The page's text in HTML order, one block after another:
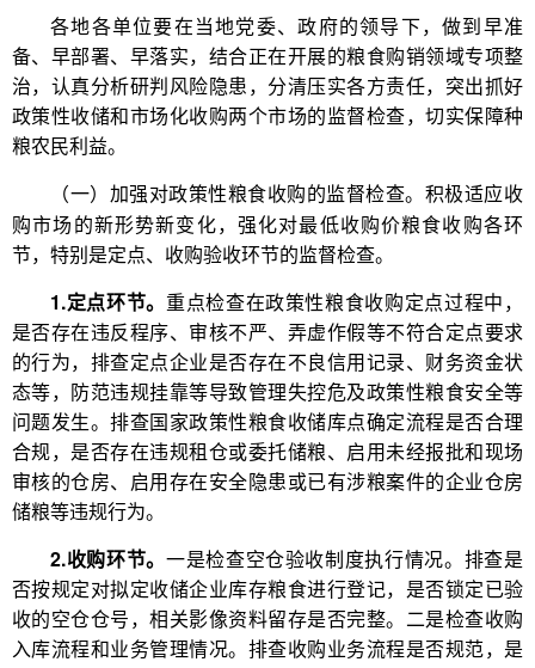
各地各单位要在当地党委、政府的领导下，做到早准
备、早部署、早落实，结合正在开展的粮食购销领域专项整
治，认真分析研判风险隐患，分清压实各方责任，突出抓好
政策性收储和市场化收购两个市场的监督检查，切实保障种
粮农民利益。
（一）加强对政策性粮食收购的监督检查。 积极适应收
购市场的新形势新变化，强化对最低收购价粮食收购各环
节，特别是定点、收购验收环节的监督检查。
1.定点环节。 重点检查在政策性粮食收购定点过程中，
是否存在违反程序、审核不严、弄虚作假等不符合定点要求
的行为，排查定点企业是否存在不良信用记录、财务资金状
态等，防范违规挂靠等导致管理失控危及政策性粮食安全等
问题发生。排查国家政策性粮食收储库点确定流程是否合理
合规，是否存在违规租仓或委托储粮、启用未经报批和现场
审核的仓房、启用存在安全隐患或已有涉粮案件的企业仓房
储粮等违规行为。
2.收购环节。 一是检查空仓验收制度执行情况。排查是
否按规定对拟定收储企业库存粮食进行登记，是否锁定已验
收的空仓仓号，相关影像资料留存是否完整。二是检查收购
入库流程和业务管理情况。排查收购业务流程是否规范，是